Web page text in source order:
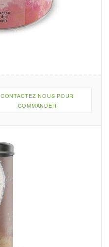
CONTACTEZ NOUS POUR
COMMANDER